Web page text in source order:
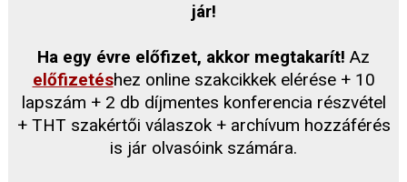
jár!
Ha egy évre előfizet, akkor megtakarít! Az
előfizetéshez online szakcikkek elérése + 10
lapszám + 2 db díjmentes konferencia részvétel
+ THT szakértői válaszok + archívum hozzáférés
is jár olvasóink számára.